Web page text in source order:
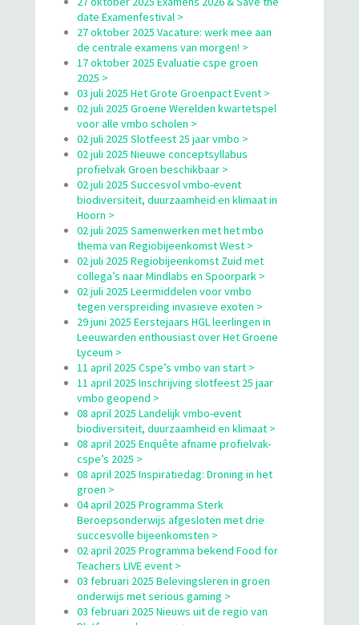
date Examenfestival >
27 oktober 2025 Vacature: werk mee aan
de centrale examens van morgen! >
17 oktober 2025 Evaluatie cspe groen
2025 >
03 juli 2025 Het Grote Groenpact Event >
02 juli 2025 Groene Werelden kwartetspel
voor alle vmbo scholen >
02 juli 2025 Slotfeest 25 jaar vmbo >
02 juli 2025 Nieuwe conceptsyllabus
profielvak Groen beschikbaar >
02 juli 2025 Succesvol vmbo-event
biodiversiteit, duurzaamheid en klimaat in
Hoorn >
02 juli 2025 Samenwerken met het mbo
thema van Regiobijeenkomst West >
02 juli 2025 Regiobijeenkomst Zuid met
collega’s naar Mindlabs en Spoorpark >
02 juli 2025 Leermiddelen voor vmbo
tegen verspreiding invasieve exoten >
29 juni 2025 Eerstejaars HGL leerlingen in
Leeuwarden enthousiast over Het Groene
Lyceum >
11 april 2025 Cspe’s vmbo van start >
11 april 2025 Inschrijving slotfeest 25 jaar
vmbo geopend >
08 april 2025 Landelijk vmbo-event
biodiversiteit, duurzaamheid en klimaat >
08 april 2025 Enquête afname profielvak-
cspe’s 2025 >
08 april 2025 Inspiratiedag: Droning in het
groen >
04 april 2025 Programma Sterk
Beroepsonderwijs afgesloten met drie
succesvolle bijeenkomsten >
02 april 2025 Programma bekend Food for
Teachers LIVE event >
03 februari 2025 Belevingsleren in groen
onderwijs met serious gaming >
03 februari 2025 Nieuws uit de regio van